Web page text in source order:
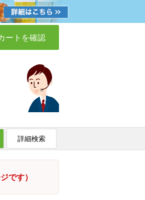
ートを確認
詳細検索
です）